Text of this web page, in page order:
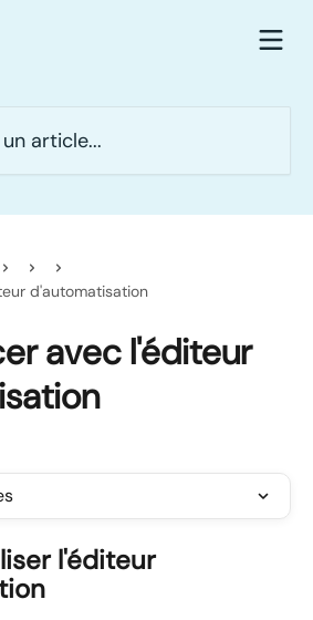
d'automatisation
avec l'éditeur
l'éditeur